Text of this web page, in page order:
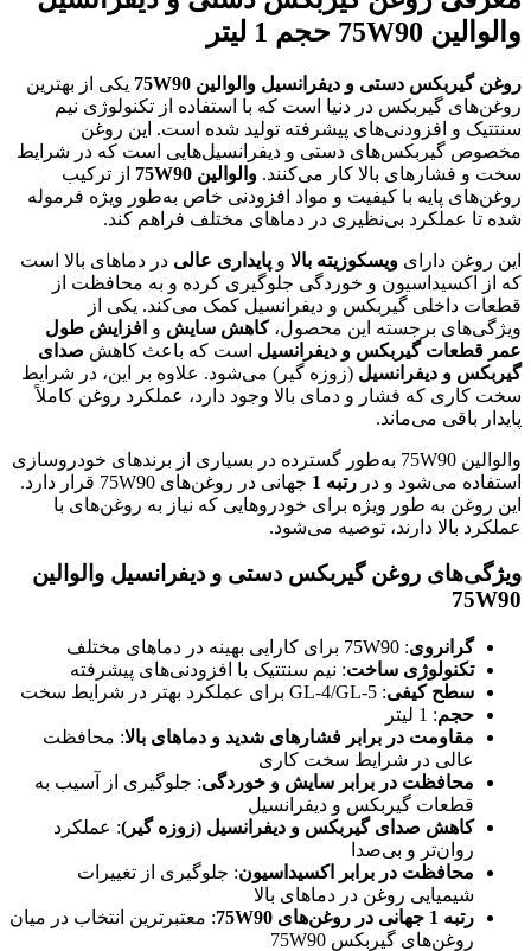
والوالین 75W90 حجم 1 لیتر
روغن گیربکس دستی و دیفرانسیل والوالین 75W90
یکی از بهترین
روغن‌های گیربکس در دنیا است که با استفاده از تکنولوژی نیم
سنتتیک و افزودنی‌های پیشرفته تولید شده است. این روغن
مخصوص گیربکس‌های دستی و دیفرانسیل‌هایی است که در شرایط
سخت و فشارهای بالا کار می‌کنند. والوالین 75W90
از ترکیب
روغن‌های پایه با کیفیت و مواد افزودنی خاص به‌طور ویژه فرموله
شده تا عملکرد بی‌نظیری در دماهای مختلف فراهم کند.
این روغن دارای ویسکوزیته بالا و پایداری عالی در دماهای بالا است
که از اکسیداسیون و خوردگی جلوگیری کرده و به محافظت از
قطعات داخلی گیربکس و دیفرانسیل کمک می‌کند. یکی از
ویژگی‌های برجسته این محصول،کاهش سایش و افزایش طول
عمر قطعات گیربکس و دیفرانسیل است که باعث کاهش صدای
گیربکس و دیفرانسیل (زوزه گیر) می‌شود. علاوه بر این، در شرایط
سخت کاری که فشار و دمای بالا وجود دارد، عملکرد روغن کاملاً
پایدار باقی می‌ماند.
والوالین 75W90 به‌طور گسترده در بسیاری از برندهای خودروسازی
استفاده می‌شود و در رتبه 1
جهانی در روغن‌های 75W90 قرار دارد.
این روغن به طور ویژه برای خودروهایی که نیاز به روغن‌های با
عملکرد بالا دارند، توصیه می‌شود.
ویژگی‌های روغن گیربکس دستی و دیفرانسیل والوالین
75W90
گرانروی: 75W90 برای کارایی بهینه در دماهای مختلف
تکنولوژی ساخت: نیم سنتتیک با افزودنی‌های پیشرفته
سطح کیفی: GL-4/GL-5 برای عملکرد بهتر در شرایط سخت
حجم: 1 لیتر
مقاومت در برابر فشارهای شدید و دماهای بالا: محافظت
عالی در شرایط سخت کاری
محافظت در برابر سایش و خوردگی: جلوگیری از آسیب به
قطعات گیربکس و دیفرانسیل
کاهش صدای گیربکس و دیفرانسیل (زوزه گیر): عملکرد
روان‌تر و بی‌صدا
محافظت در برابر اکسیداسیون: جلوگیری از تغییرات
شیمیایی روغن در دماهای بالا
رتبه 1 جهانی در روغن‌های 75W90
: معتبرترین انتخاب در میان
روغن‌های گیربکس 75W90